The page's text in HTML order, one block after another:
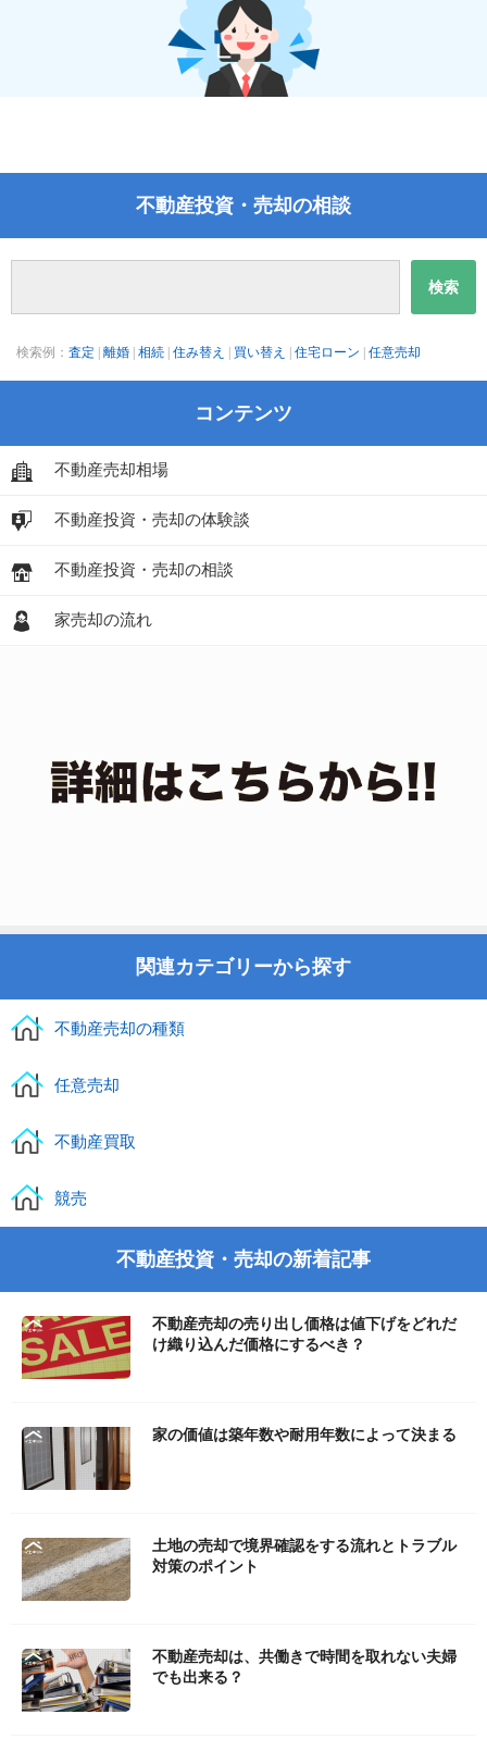
不動産投資・売却の相談
検索例： 査定 離婚 相続 住み替え 買い替え 住宅ローン 任意売却
コンテンツ
不動産売却相場
不動産投資・売却の体験談
不動産投資・売却の相談
家売却の流れ
関連カテゴリーから探す
不動産売却の種類
任意売却
不動産買取
競売
不動産投資・売却の新着記事
不動産売却の売り出し価格は値下げをどれだ
け織り込んだ価格にするべき？
家の価値は築年数や耐用年数によって決まる
土地の売却で境界確認をする流れとトラブル
対策のポイント
不動産売却は、共働きで時間を取れない夫婦
でも出来る？